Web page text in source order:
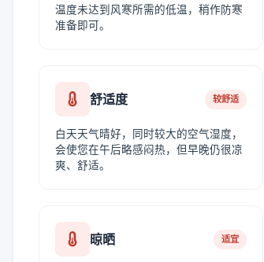
温度未达到风寒所需的低温，稍作防寒
准备即可。
舒适度 较舒适
白天天气晴好，同时较大的空气湿度，
会使您在午后略感闷热，但早晚仍很凉
爽、舒适。
晾晒 适宜